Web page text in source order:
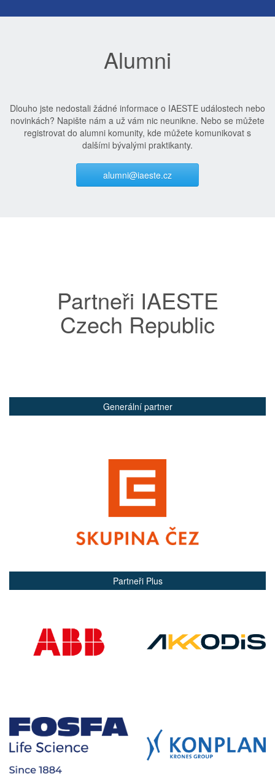
Alumni
Dlouho jste nedostali žádné informace o IAESTE událostech nebo
novinkách? Napište nám a už vám nic neunikne. Nebo se můžete
registrovat do alumni komunity, kde můžete komunikovat s
dalšími bývalými praktikanty.
alumni@iaeste.cz
Partneři IAESTE
Czech Republic
Generální partner
Partneři Plus